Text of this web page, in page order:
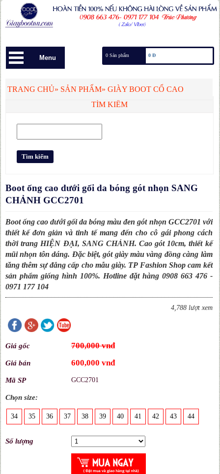
TÌM KIẾM
Boot ống cao dưới gối da bóng gót nhọn SANG
CHẢNH GCC2701
Boot ống cao dưới gối da bóng màu đen gót nhọn GCC2701 với
thiết kế đơn giản và tinh tế mang đến cho cô gái phong cách
thời trang HIỆN ĐẠI, SANG CHẢNH. Cao gót 10cm, thiết kế
mũi nhọn tôn dáng. Đặc biệt, gót giày màu vàng đồng càng làm
tăng thêm sự đẳng cấp cho mẫu giày. TP Fashion Shop cam kết
sản phẩm giống hình 100%. Hotline đặt hàng 0908 663 476 -
0971 177 104
4,788 lượt xem
Giá gốc 700,000 vnđ
Giá bán 600,000 vnđ
Mã SP GCC2701
Chọn size:
34 35 36 37 38 39 40 41 42 43 44
Số lượng
TRANG CHỦ» SẢN PHẨM»GIÀY BOOT CỔ CAO
0 Sản phẩm 0 Đ
Menu